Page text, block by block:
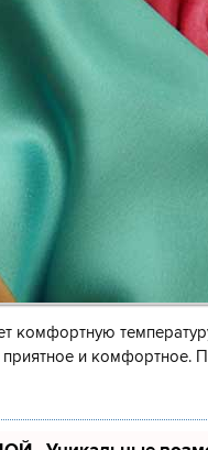
комфортную
приятное и